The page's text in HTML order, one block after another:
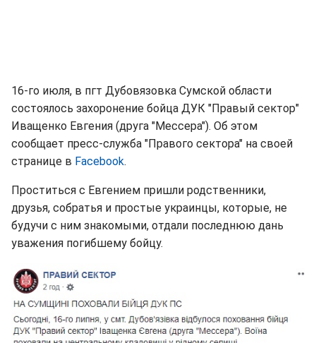
16-го июля, в пгт Дубовязовка Сумской области
состоялось захоронение бойца ДУК "Правый сектор"
Иващенко Евгения (друга "Мессера"). Об этом
сообщает пресс-служба "Правого сектора" на своей
странице в Facebook.
Проститься с Евгением пришли родственники,
друзья, собратья и простые украинцы, которые, не
будучи с ним знакомыми, отдали последнюю дань
уважения погибшему бойцу.